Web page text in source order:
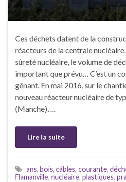
Ces déchets datent de la
réacteurs de la centrale
sûreté nucléaire, le volume de
important que prévu… C’est un
gênant. En mai 2016, sur le
nouveau réacteur nucléaire de
(Manche), …
Lire la suite
ans, bois, câbles, courante,
Flamanville, nucléaire, plastiques,